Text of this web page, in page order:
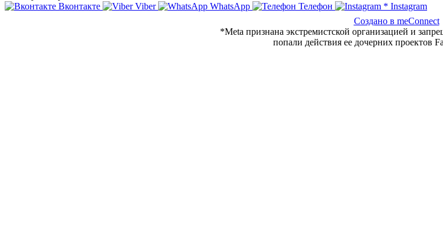
Вконтакте
Viber WhatsApp Телефон * Instagram
Создано в meConnect
*Meta признана экстремистской организацией и
попали действия ее дочерних проектов